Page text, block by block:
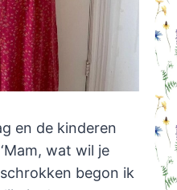
en de kinderen
wat wil je
begon ik